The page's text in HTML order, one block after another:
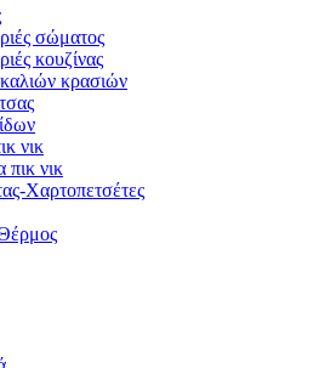
σώματος
κουζίνας
κρασιών
νικ
πικ νικ
Χαρτοπετσέτες